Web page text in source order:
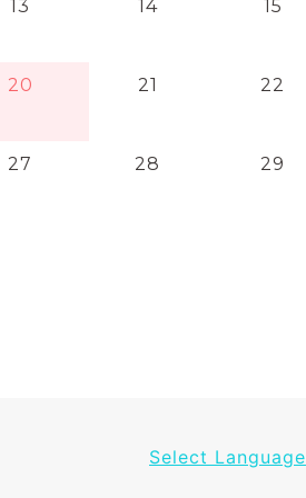
13 14 15
20 21 22
27 28 29
Select Language